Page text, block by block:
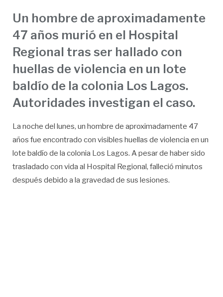
Un hombre de aproximadamente
47 años murió en el Hospital
Regional tras ser hallado con
huellas de violencia en un lote
baldío de la colonia Los Lagos.
Autoridades investigan el caso.
La noche del lunes, un hombre de aproximadamente 47
años fue encontrado con visibles huellas de violencia en un
lote baldío de la colonia Los Lagos. A pesar de haber sido
trasladado con vida al Hospital Regional, falleció minutos
después debido a la gravedad de sus lesiones.